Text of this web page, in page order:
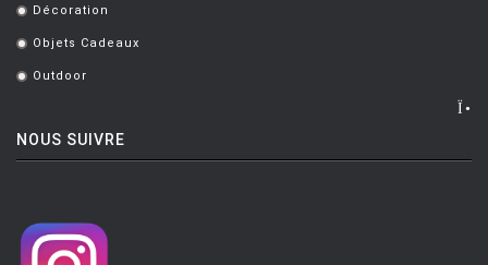
. Décoration
. Objets Cadeaux
. Outdoor
NOUS SUIVRE